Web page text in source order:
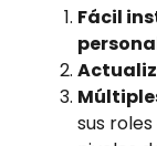
Fácil
sus